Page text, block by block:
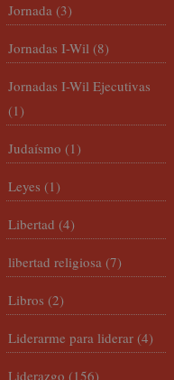
Jornada (3)
Jornadas I-Wil (8)
Jornadas I-Wil Ejecutivas
(1)
Judaísmo (1)
Leyes (1)
Libertad (4)
libertad religiosa (7)
Libros (2)
Liderarme para liderar (4)
Liderazgo (156)